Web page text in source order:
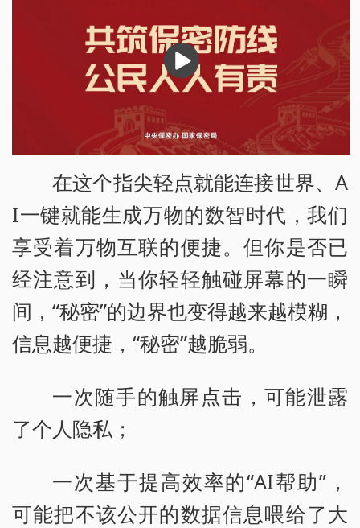
播
放
在这个指尖轻点就能连接世界、A
I一键就能生成万物的数智时代，我们
享受着万物互联的便捷。但你是否已
经注意到，当你轻轻触碰屏幕的一瞬
间，“秘密”的边界也变得越来越模糊，
信息越便捷，“秘密”越脆弱。
一次随手的触屏点击，可能泄露
了个人隐私；
一次基于提高效率的“AI帮助”，
可能把不该公开的数据信息喂给了大